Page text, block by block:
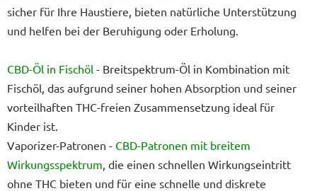
sicher für Ihre Haustiere, bieten natürliche Unterstützung
und helfen bei der Beruhigung oder Erholung.
CBD-Öl in Fischöl - Breitspektrum-Öl in Kombination mit
Fischöl, das aufgrund seiner hohen Absorption und seiner
vorteilhaften THC-freien Zusammensetzung ideal für
Kinder ist.
Vaporizer-Patronen - CBD-Patronen mit breitem
Wirkungsspektrum , die einen schnellen Wirkungseintritt
ohne THC bieten und für eine schnelle und diskrete